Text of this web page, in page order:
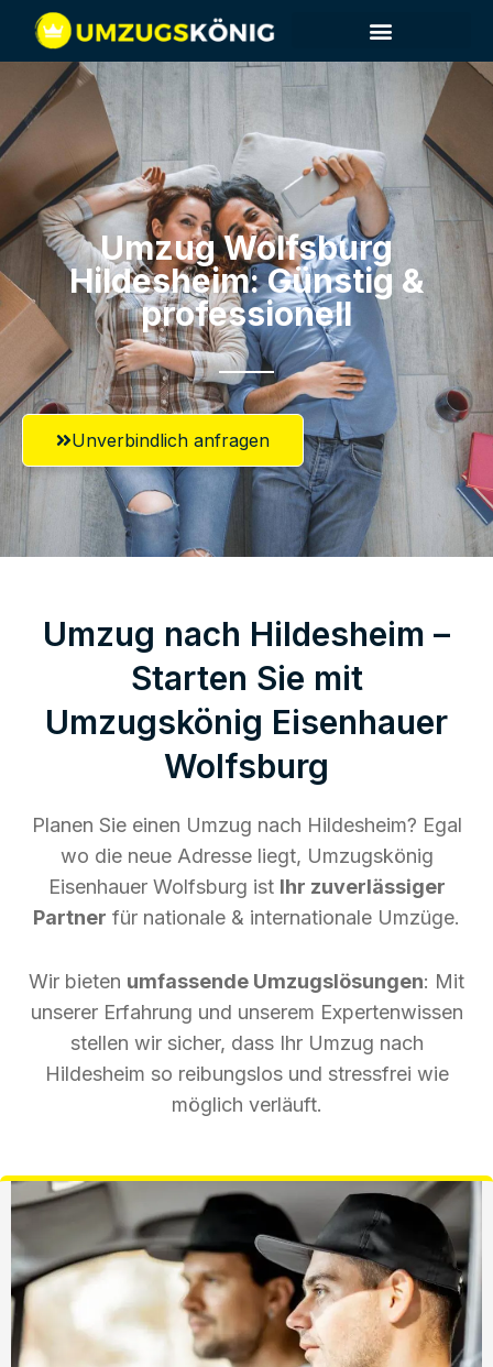
Umzug Wolfsburg​
Hildesheim: Günstig &
professionell​
Unverbindlich anfragen
Umzug nach Hildesheim –
Starten Sie mit
Umzugskönig Eisenhauer
Wolfsburg
Planen Sie einen Umzug nach Hildesheim? Egal
wo die neue Adresse liegt, Umzugskönig
Eisenhauer Wolfsburg ist Ihr zuverlässiger
Partner für nationale & internationale Umzüge.
Wir bieten umfassende Umzugslösungen: Mit
unserer Erfahrung und unserem Expertenwissen
stellen wir sicher, dass Ihr Umzug nach
Hildesheim so reibungslos und stressfrei wie
möglich verläuft.